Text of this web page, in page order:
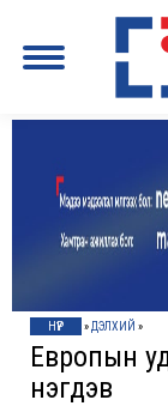
НҮҮР »ДЭЛХИЙ »
Европын
нэгдэв